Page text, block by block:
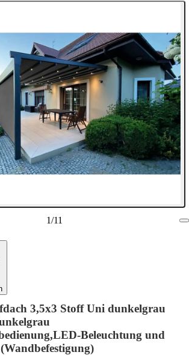
1/11
3,5x3 Stoff Uni dunkelgrau
Beleuchtung und